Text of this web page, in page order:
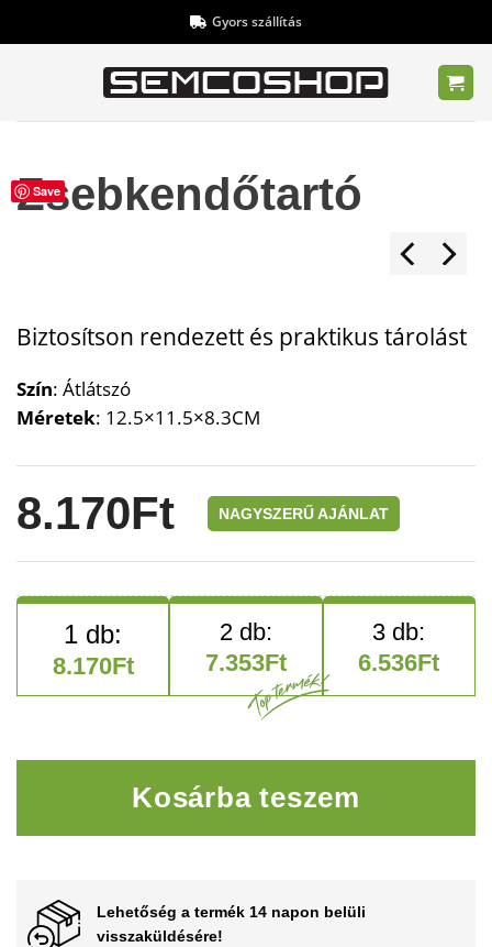
to
Gyors szállítás
Zsebkendőtartó
Save
Biztosítson rendezett és praktikus tárolást
Szín: Átlátszó
Méretek: 12.5×11.5×8.3CM
8.170Ft NAGYSZERŰ AJÁNLAT
8.170Ft 7.353Ft 6.536Ft
Kosárba teszem
Lehetőség a termék 14 napon belüli
visszaküldésére!